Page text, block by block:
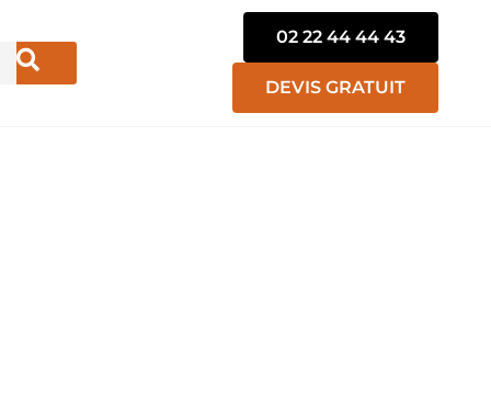
02 22 44 44 43
DEVIS GRATUIT